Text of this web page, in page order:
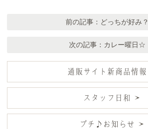
前の記事： どっちが好み？
次の記事： カレー曜日☆
通販サイト新商品情報
スタッフ日和
プチ♪お知らせ